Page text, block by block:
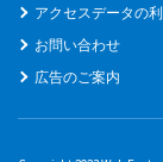
アクセスデータの
お問い合わせ
広告のご案内